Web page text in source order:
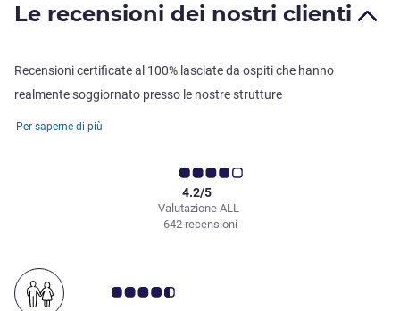
Le recensioni dei nostri clienti
Recensioni certificate al 100% lasciate da ospiti che hanno
realmente soggiornato presso le nostre strutture
Per saperne di più
Valutazione ALL
4.2/5
642 recensioni
Giudizio clienti 4.5/5